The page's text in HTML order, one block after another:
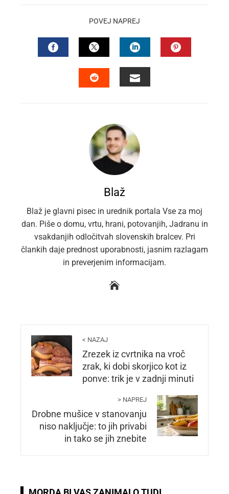
POVEJ NAPREJ
FACEBOOKTWITTERLINKEDIN
Blaž
Blaž je glavni pisec in urednik portala Vse za moj
dan. Piše o domu, vrtu, hrani, potovanjih, Jadranu in
vsakdanjih odločitvah slovenskih bralcev. Pri
člankih daje prednost uporabnosti, jasnim razlagam
in preverjenim informacijam.
< NAZAJ
Zrezek iz cvrtnika na vroč
zrak, ki dobi skorjico kot iz
ponve: trik je v zadnji minuti
> NAPREJ
Drobne mušice v stanovanju
niso naključje: to jih privabi
in tako se jih znebite